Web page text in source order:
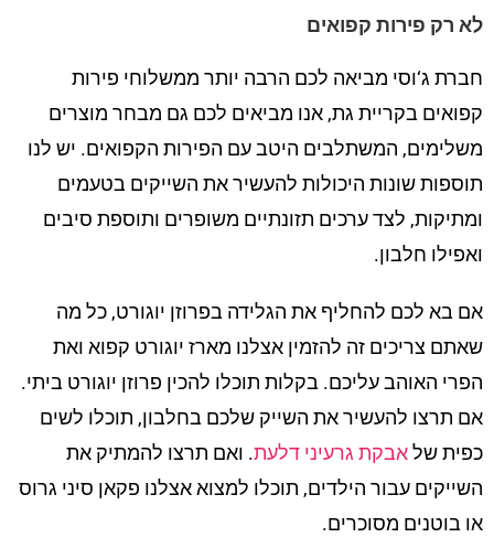
לא רק פירות קפואים
חברת ג‘וסי מביאה לכם הרבה יותר ממשלוחי פירות
קפואים בקריית גת, אנו מביאים לכם גם מבחר מוצרים
משלימים, המשתלבים היטב עם הפירות הקפואים. יש לנו
תוספות שונות היכולות להעשיר את השייקים בטעמים
ומתיקות, לצד ערכים תזונתיים משופרים ותוספת סיבים
ואפילו חלבון.
אם בא לכם להחליף את הגלידה בפרוזן יוגורט, כל מה
שאתם צריכים זה להזמין אצלנו מארז יוגורט קפוא ואת
הפרי האוהב עליכם. בקלות תוכלו להכין פרוזן יוגורט ביתי.
אם תרצו להעשיר את השייק שלכם בחלבון, תוכלו לשים
כפית שלאבקת גרעיני דלעת. ואם תרצו להמתיק את
השייקים עבור הילדים, תוכלו למצוא אצלנו פקאן סיני גרוס
או בוטנים מסוכרים.